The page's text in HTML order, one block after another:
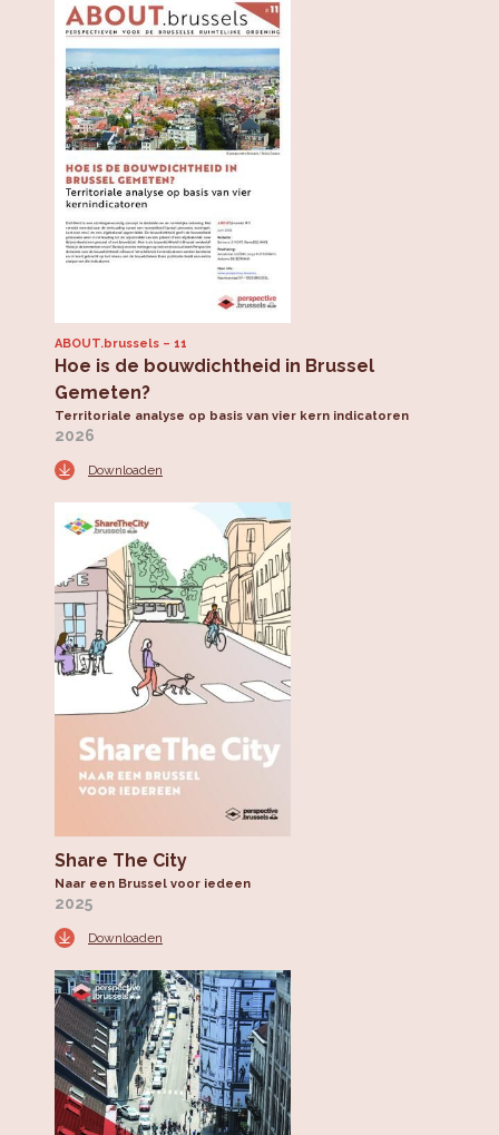
ABOUT.brussels 11
Hoe is de bouwdichtheid in Brussel
Gemeten?
Territoriale analyse op basis van vier kern indicatoren
2026
Downloaden
Share The City
Naar een Brussel voor iedeen
2025
Downloaden